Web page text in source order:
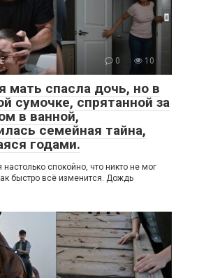
0 10
мать спасла дочь, но в
сумочке, спрятанной за
в ванной,
семейная тайна,
годами.
спокойно, что никто не мог
быстро всё изменится. Дождь